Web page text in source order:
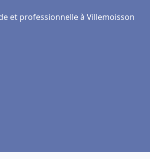
et professionnelle à Villemoisson